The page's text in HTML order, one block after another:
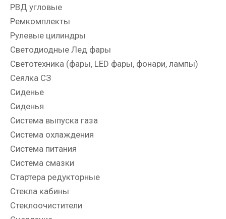
РВД угловые
Ремкомплекты
Рулевые цилиндры
Светодиодные Лед фары
Светотехника (фары, LED фары, фонари, лампы)
Сеялка СЗ
Сиденье
Сиденья
Система выпуска газа
Система охлаждения
Система питания
Система смазки
Стартера редукторные
Стекла кабины
Стеклоочистители